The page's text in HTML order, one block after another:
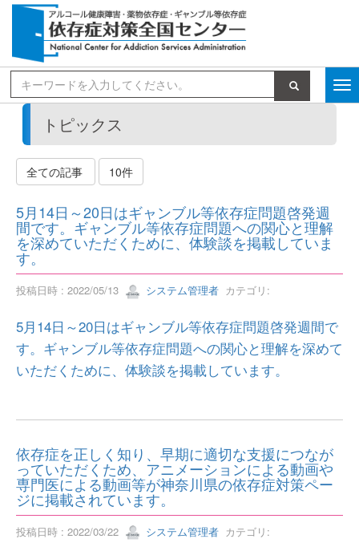
検索
トピックス
全ての記事 10件
5月14日～20日はギャンブル等依存症問題啓発週
間です。ギャンブル等依存症問題への関心と理解
を深めていただくために、体験談を掲載していま
す。
投稿日時 : 2022/05/13 システム管理者 カテゴリ:
5月14日～20日はギャンブル等依存症問題啓発週間で
す。ギャンブル等依存症問題への関心と理解を深めて
いただくために、体験談を掲載しています。
依存症を正しく知り、早期に適切な支援につなが
っていただくため、アニメーションによる動画や
専門医による動画等が神奈川県の依存症対策ペー
ジに掲載されています。
投稿日時 : 2022/03/22 システム管理者 カテゴリ: